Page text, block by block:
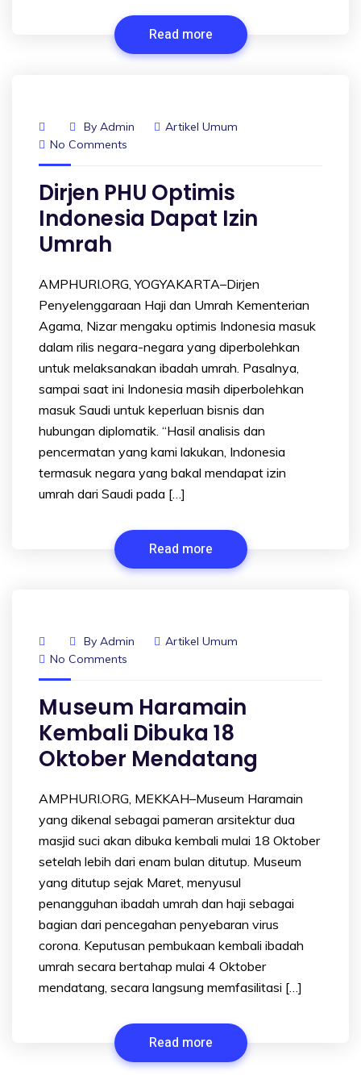
Read more
By Admin
Artikel Umum
No Comments
Dirjen PHU Optimis
Indonesia Dapat Izin
Umrah
AMPHURI.ORG, YOGYAKARTA–Dirjen
Penyelenggaraan Haji dan Umrah Kementerian
Agama, Nizar mengaku optimis Indonesia masuk
dalam rilis negara-negara yang diperbolehkan
untuk melaksanakan ibadah umrah. Pasalnya,
sampai saat ini Indonesia masih diperbolehkan
masuk Saudi untuk keperluan bisnis dan
hubungan diplomatik. “Hasil analisis dan
pencermatan yang kami lakukan, Indonesia
termasuk negara yang bakal mendapat izin
umrah dari Saudi pada […]
Read more
By Admin
Artikel Umum
No Comments
Museum Haramain
Kembali Dibuka 18
Oktober Mendatang
AMPHURI.ORG, MEKKAH–Museum Haramain
yang dikenal sebagai pameran arsitektur dua
masjid suci akan dibuka kembali mulai 18 Oktober
setelah lebih dari enam bulan ditutup. Museum
yang ditutup sejak Maret, menyusul
penangguhan ibadah umrah dan haji sebagai
bagian dari pencegahan penyebaran virus
corona. Keputusan pembukaan kembali ibadah
umrah secara bertahap mulai 4 Oktober
mendatang, secara langsung memfasilitasi […]
Read more